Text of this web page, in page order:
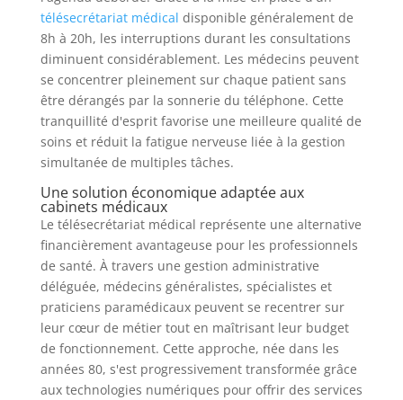
télésecrétariat médical disponible généralement de
8h à 20h, les interruptions durant les consultations
diminuent considérablement. Les médecins peuvent
se concentrer pleinement sur chaque patient sans
être dérangés par la sonnerie du téléphone. Cette
tranquillité d'esprit favorise une meilleure qualité de
soins et réduit la fatigue nerveuse liée à la gestion
simultanée de multiples tâches.
Une solution économique adaptée aux
cabinets médicaux
Le télésecrétariat médical représente une alternative
financièrement avantageuse pour les professionnels
de santé. À travers une gestion administrative
déléguée, médecins généralistes, spécialistes et
praticiens paramédicaux peuvent se recentrer sur
leur cœur de métier tout en maîtrisant leur budget
de fonctionnement. Cette approche, née dans les
années 80, s'est progressivement transformée grâce
aux technologies numériques pour offrir des services